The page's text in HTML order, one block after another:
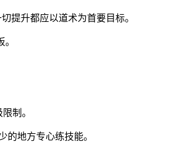
提升都应以道术为首要目标。
制。
的地方专心练技能。